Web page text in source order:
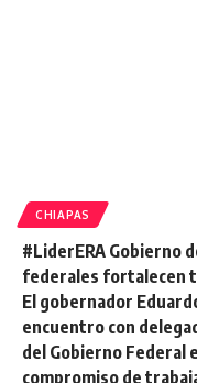
CHIAPAS
#LiderERA Gobierno
federales fortalecen
El gobernador
encuentro con
del Gobierno Federal
compromiso de